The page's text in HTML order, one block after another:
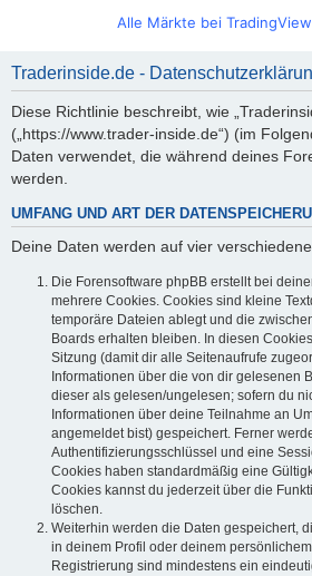
Alle Märkte bei
Traderinside.de -
Diese Richtlinie beschreibt, wie
(„https://www.trader-inside.de“) (im
Daten verwendet, die während deines
werden.
UMFANG UND ART DER
Deine Daten werden auf vier
Die Forensoftware phpBB erstellt bei
mehrere Cookies. Cookies sind kleine
temporäre Dateien ablegt und die
Boards erhalten bleiben. In diesen
Sitzung (damit dir alle Seitenaufrufe
Informationen über die von dir gelesenen
dieser als gelesen/ungelesen; sofern du
Informationen über deine Teilnahme an
angemeldet bist) gespeichert. Ferner
Authentifizierungsschlüssel und eine
Cookies haben standardmäßig eine
Cookies kannst du jederzeit über die
löschen.
Weiterhin werden die Daten gespeichert,
in deinem Profil oder deinem
Registrierung sind mindestens ein